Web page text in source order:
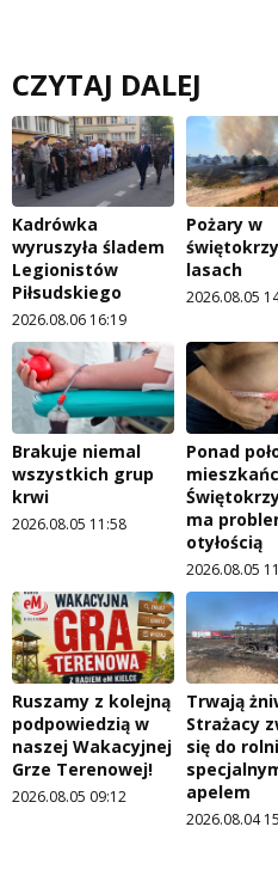
CZYTAJ DALEJ
Kadrówka
wyruszyła śladem
Legionistów
Piłsudskiego
2026.08.06 16:19
Pożary w
lasach
2026.08.05
Brakuje niemal
wszystkich grup
krwi
2026.08.05 11:58
Ponad
ma
otyłością
2026.08.05
Ruszamy z kolejną
podpowiedzią w
naszej Wakacyjnej
Grze Terenowej!
2026.08.05 09:12
Trwają
Strażacy
się do
apelem
2026.08.04